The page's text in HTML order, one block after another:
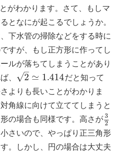
がわかります。さて、もしマ
となにが起こるでしょうか。
下水管の掃除などをする時に
すが、もし正方形に作ってし
ルが落ちてしまうことがあり
、
2
–
√ ≃ 1.414だと知って
よりも長いことがわかりま
角線に向けて立ててしまうと
の場合も同様です。高さが 3
2
さいので、やっぱり正三角形
。しかし、円の場合は大丈夫